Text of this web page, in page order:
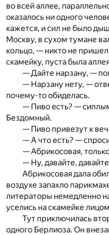
во всей аллее,
оказалось ни одного
кажется, и сил не было
Москву, в сухом тумане
кольцо, — никто не
скамейку, пуста была
— Дайте нарзану, —
— Нарзану нету, —
почему-то обиделась.
— Пиво есть? —
Бездомный.
— Пиво привезут к
— А что есть? —
— Абрикосовая,
— Ну, давайте,
Абрикосовая дала
воздухе запахло
литераторы немедленно
уселись на скамейке
Тут приключилась
одного Берлиоза. Он